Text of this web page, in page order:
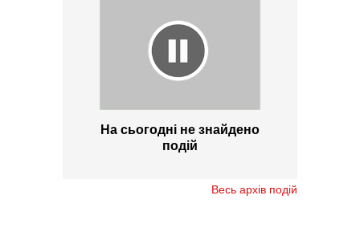
На сьогодні не знайдено
подій
Весь архів подій